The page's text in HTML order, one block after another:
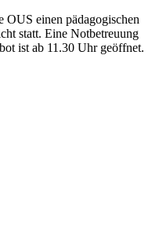
OUS einen pädagogischen
statt. Eine Notbetreuung
ist ab 11.30 Uhr geöffnet.